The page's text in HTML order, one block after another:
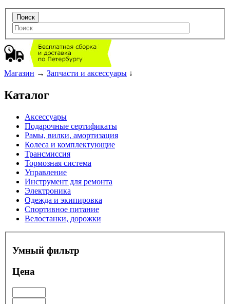
Магазин → Запчасти и аксессуары ↓
Каталог
Аксессуары
Подарочные сертификаты
Рамы, вилки, амортизация
Колеса и комплектующие
Трансмиссия
Тормозная система
Управление
Инструмент для ремонта
Электроника
Одежда и экипировка
Спортивное питание
Велостанки, дорожки
Умный фильтр
Цена